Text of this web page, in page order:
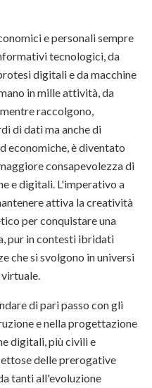
e personali sempre
tecnologici, da
digitali e da macchine
in mille attività, da
raccolgono,
di dati ma anche di
economiche, è diventato
consapevolezza di
e digitali. L'imperativo a
attiva la creatività
per conquistare una
pur in contesti ibridati
che si svolgono in universi
di pari passo con gli
e nella progettazione
digitali, più civili e
delle prerogative
tanti all'evoluzione